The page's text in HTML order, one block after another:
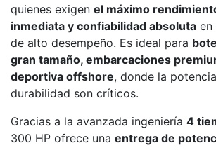
quienes exigen el máximo
inmediata y confiabilidad absoluta en
de alto desempeño. Es ideal para
gran tamaño, embarcaciones
deportiva offshore, donde la
durabilidad son críticos.
Gracias a la avanzada ingeniería 4
300 HP ofrece una entrega de